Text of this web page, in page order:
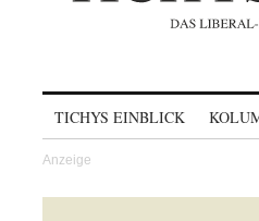
TICHYS EINBLICK